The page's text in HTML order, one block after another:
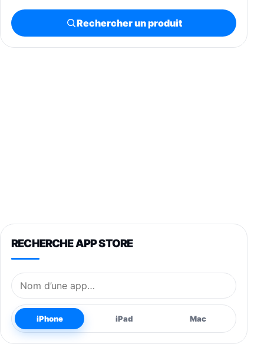
Rechercher un produit
RECHERCHE APP STORE
Nom de l’application
iPhone iPad Mac